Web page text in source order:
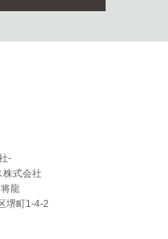
-
株式会社
龍
堺町1-4-2